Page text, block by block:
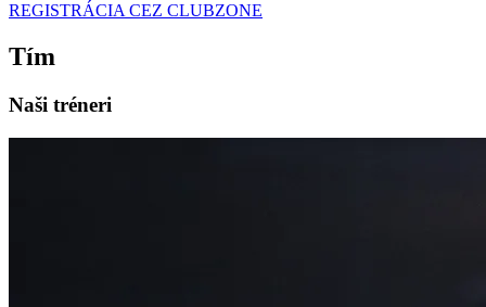
REGISTRÁCIA CEZ CLUBZONE
Tím
Naši tréneri